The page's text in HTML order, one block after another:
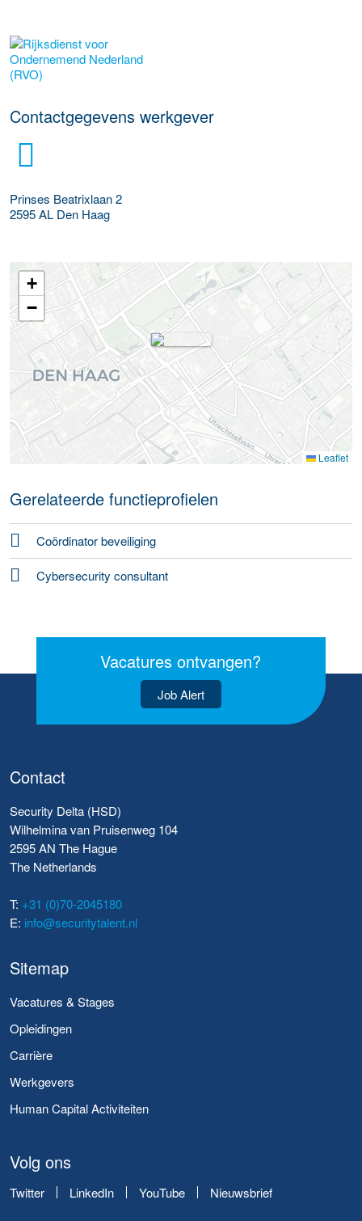
Meer werkgever details
Contactgegevens werkgever
Prinses Beatrixlaan 2
2595 AL Den Haag
+
−
Leaflet
Gerelateerde functieprofielen
Coördinator beveiliging
Cybersecurity consultant
Vacatures ontvangen?
Job Alert
Contact
Security Delta (HSD)
Wilhelmina van Pruisenweg 104
2595 AN The Hague
The Netherlands
T: +31 (0)70-2045180
E: info@securitytalent.nl
Sitemap
Vacatures & Stages
Opleidingen
Carrière
Werkgevers
Human Capital Activiteiten
Volg ons
Twitter LinkedIn YouTube Nieuwsbrief